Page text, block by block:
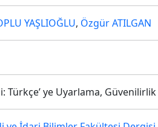
YAŞLIOĞLU, Özgür ATILGAN
Türkçe’ ye Uyarlama, Güvenilirlik